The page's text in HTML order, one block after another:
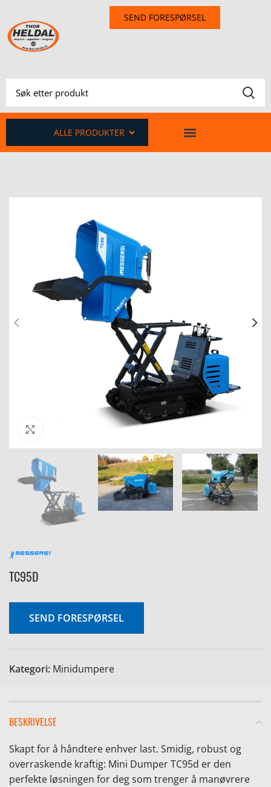
SEND FORESPØRSEL
ALLE PRODUKTER
TC95D
SEND FORESPØRSEL
Kategori: Minidumpere
BESKRIVELSE
Skapt for å håndtere enhver last. Smidig, robust og
overraskende kraftig: Mini Dumper TC95d er den
perfekte løsningen for deg som trenger å manøvrere